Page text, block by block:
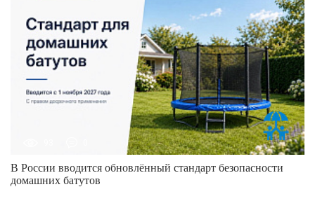
В России вводится обновлённый стандарт безопасности
домашних батутов